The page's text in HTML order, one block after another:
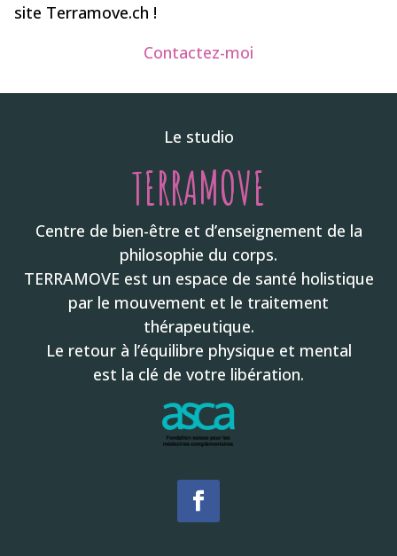
site Terramove.ch !
Contactez-moi
Le studio
TERRAMOVE
Centre de bien-être et d’enseignement de la
philosophie du corps.
TERRAMOVE est un espace de santé holistique
par le mouvement et le traitement
thérapeutique.
Le retour à l’équilibre physique et mental
est la clé de votre libération.